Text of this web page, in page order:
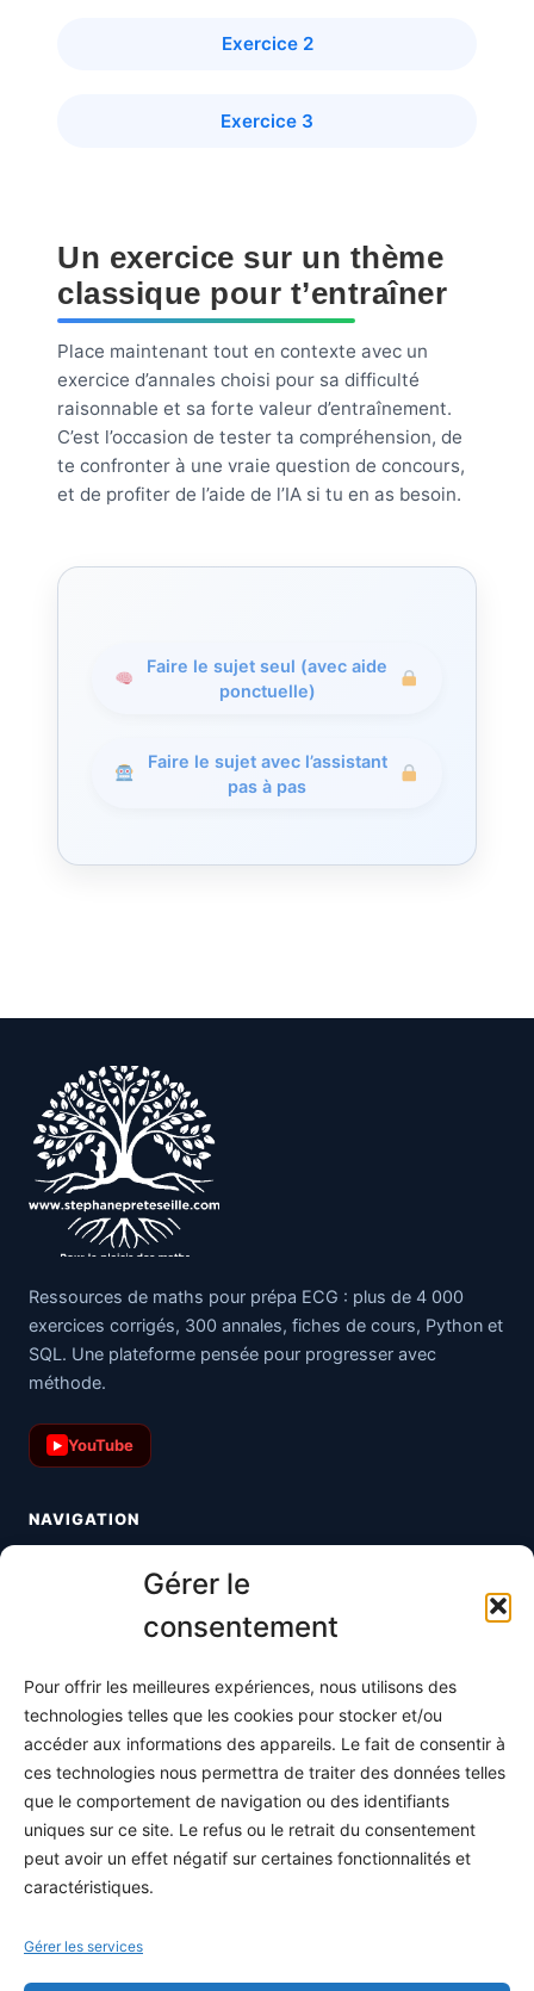
Gérer le
consentement
Pour offrir les meilleures expériences, nous utilisons des
technologies telles que les cookies pour stocker et/ou
accéder aux informations des appareils. Le fait de consentir à
ces technologies nous permettra de traiter des données telles
que le comportement de navigation ou des identifiants
uniques sur ce site. Le refus ou le retrait du consentement
peut avoir un effet négatif sur certaines fonctionnalités et
caractéristiques.
Gérer les services
Exercice 2
Exercice 3
Un exercice sur un thème
classique pour t’entraîner
Place maintenant tout en contexte avec un
exercice d’annales choisi pour sa difficulté
raisonnable et sa forte valeur d’entraînement.
C’est l’occasion de tester ta compréhension, de
te confronter à une vraie question de concours,
et de profiter de l’aide de l’IA si tu en as besoin.
Faire le sujet seul (avec aide
ponctuelle)
Faire le sujet avec l’assistant
pas à pas
Ressources de maths pour prépa ECG : plus de 4 000
exercices corrigés, 300 annales, fiches de cours, Python et
SQL. Une plateforme pensée pour progresser avec
méthode.
▶ YouTube
NAVIGATION
Toutes les maths
S'abonner
À propos
Contact / Support
Mes publications
INFORMATIONS LÉGALES